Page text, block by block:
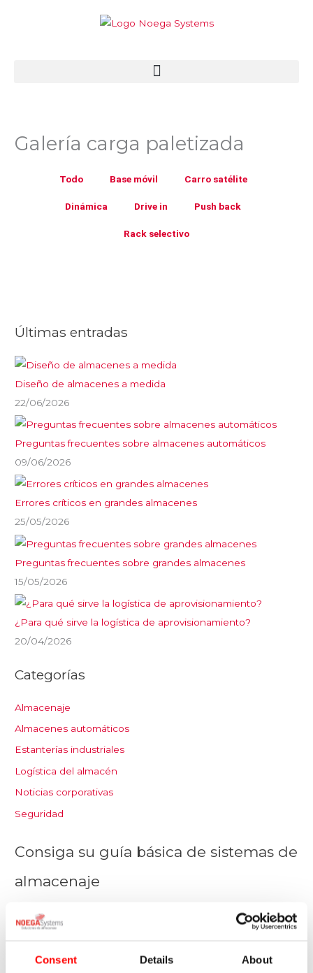
Consent Details About
Galería carga paletizada
Todo Base móvil Carro satélite
Dinámica Drive in Push back
Rack selectivo
Últimas entradas
Diseño de almacenes a medida
22/06/2026
Preguntas frecuentes sobre almacenes automáticos
09/06/2026
Errores críticos en grandes almacenes
25/05/2026
Preguntas frecuentes sobre grandes almacenes
15/05/2026
¿Para qué sirve la logística de aprovisionamiento?
20/04/2026
Categorías
Almacenaje
Almacenes automáticos
Estanterías industriales
Logística del almacén
Noticias corporativas
Seguridad
Consiga su guía básica de sistemas de
almacenaje
Suscríbase a nuestra newsletter y le enviaremos el eBook
Básicas de Almacenamiento Industrial» totalmente gratis.